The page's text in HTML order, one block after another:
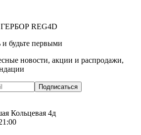
REG4D
будьте первыми
новости, акции и распродажи,
Подписаться
Кольцевая 4д